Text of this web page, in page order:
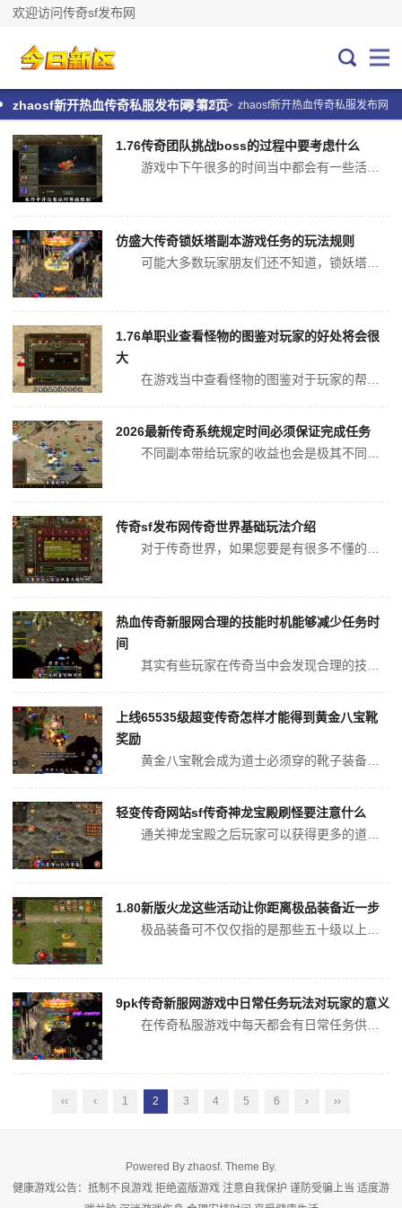
欢迎访问传奇sf发布网
首页 > zhaosf新开热血传奇私服发布网
zhaosf新开热血传奇私服发布网 第2页
1.76传奇团队挑战boss的过程中要考虑什么
仿盛大传奇锁妖塔副本游戏任务的玩法规则
1.76单职业查看怪物的图鉴对玩家的好处将会很
大
2026最新传奇系统规定时间必须保证完成任务
传奇sf发布网传奇世界基础玩法介绍
热血传奇新服网合理的技能时机能够减少任务时
间
上线65535级超变传奇怎样才能得到黄金八宝靴
奖励
轻变传奇网站sf传奇神龙宝殿刷怪要注意什么
1.80新版火龙这些活动让你距离极品装备近一步
9pk传奇新服网游戏中日常任务玩法对玩家的意义
‹‹ ‹ 1 2 3 4 5 6 › ››
Powered By zhaosf. Theme By.
健康游戏公告：抵制不良游戏 拒绝盗版游戏 注意自我保护 谨防受骗上当 适度游